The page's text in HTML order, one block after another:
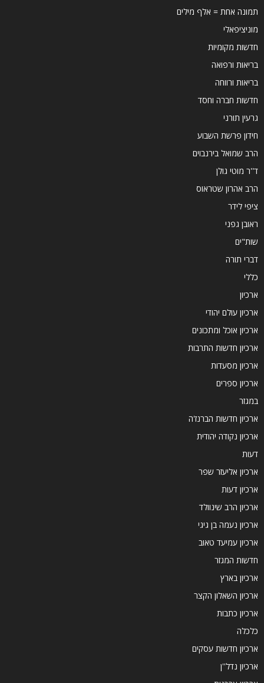
תמונה אחת = אלף מילים
מוניציפאלי
חדשות מקומיות
בריאות ורפואה
בריאות ורווחה
חדשות חברה וחסד
גרעין תורני
חידון פרשת השבוע
הרב שמואל בירנבוים
ד''ר מוטי גולן
הרב אהרון שטראוס
ציפי לידר
ראובן גפני
שות"ים
דברי תורה
כללי
ארכיון
ארכיון עולם יהודי
ארכיון אוכל ומתכונים
ארכיון חדשות התרבות
ארכיון מסעדות
ארכיון ספרים
במגזר
ארכיון חדשות הברנז'ה
ארכיון נקודה יהודית
דעות
ארכיון אליעזר שפר
ארכיון דעות
ארכיון הרב שינוולד
ארכיון נעמה בן גיגי
ארכיון עמיעד טאוב
חדשות המגזר
ארכיון בארץ
ארכיון השאלון הקצר
ארכיון כתבות
כלכלה
ארכיון חדשות עסקים
ארכיון נדל''ן